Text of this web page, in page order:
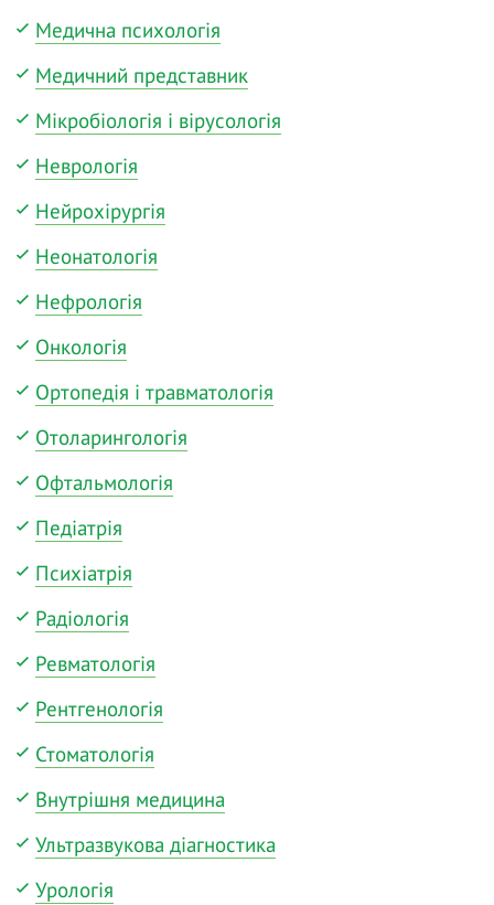
Медична психологія
Медичний представник
Мікробіологія і вірусологія
Неврологія
Нейрохірургія
Неонатологія
Нефрологія
Онкологія
Ортопедія і травматологія
Отоларингологія
Офтальмологія
Педіатрія
Психіатрія
Радіологія
Ревматологія
Рентгенологія
Стоматологія
Внутрішня медицина
Ультразвукова діагностика
Урологія